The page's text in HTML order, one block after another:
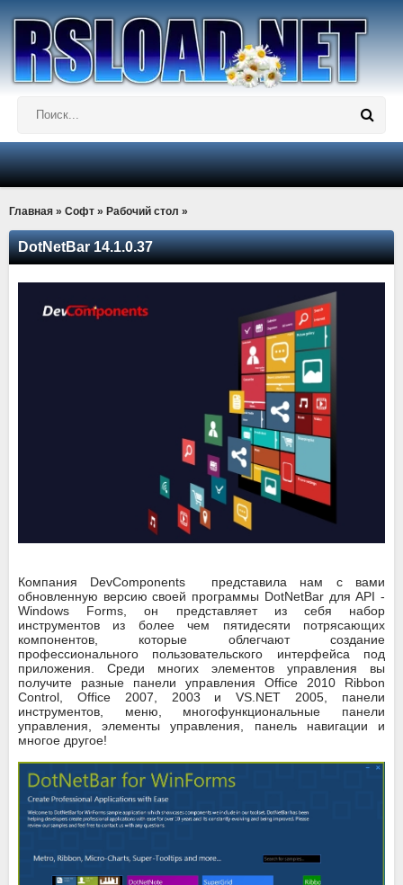
Главная » Софт » Рабочий стол »
DotNetBar 14.1.0.37
Компания DevComponents представила нам с вами
обновленную версию своей программы DotNetBar для API -
Windows Forms, он представляет из себя набор
инструментов из более чем пятидесяти потрясающих
компонентов, которые облегчают создание
профессионального пользовательского интерфейса под
приложения. Среди многих элементов управления вы
получите разные панели управления Office 2010 Ribbon
Control, Office 2007, 2003 и VS.NET 2005, панели
инструментов, меню, многофункциональные панели
управления, элементы управления, панель навигации и
многое другое!